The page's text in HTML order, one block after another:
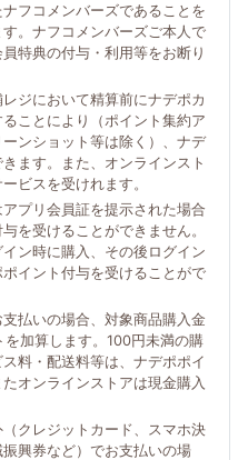
フコメンバーズであることを
。ナフコメンバーズご本人で
特典の付与・利用等をお断り
ジにおいて精算前にナデポカ
ことにより（ポイント集約ア
ンショット等は除く）、ナデ
ます。また、オンラインスト
ビスを受けれます。
プリ会員証を提示された場合
を受けることができません。
ン時に購入、その後ログイン
イント付与を受けることがで
払いの場合、対象商品購入金
加算します。100円未満の購
料・配送料等は、ナデポポイ
オンラインストアは現金購入
クレジットカード、スマホ決
興券など）でお支払いの場